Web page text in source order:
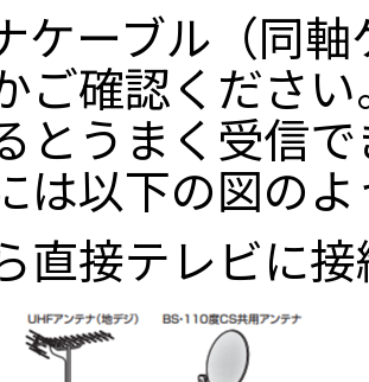
ケーブル（同
ご確認くださ
とうまく受信
は以下の図の
直接テレビに接